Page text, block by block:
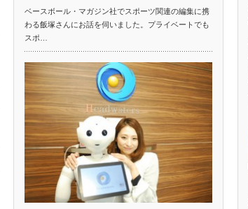
ベースボール・マガジン社でスポーツ関連の編集に携
わる飯塚さんにお話を伺いました。プライベートでも
スポ…